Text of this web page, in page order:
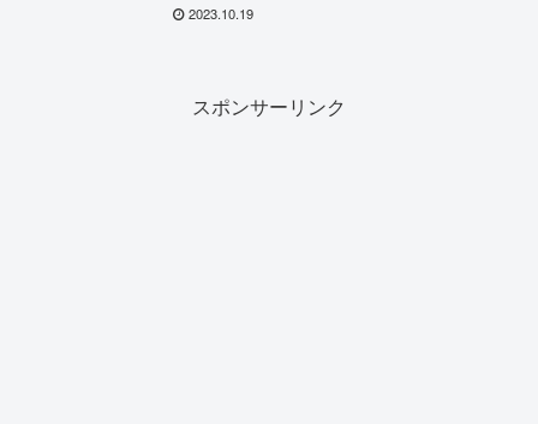
術とリアルな表現力に外
2023.10.19
スポンサーリンク